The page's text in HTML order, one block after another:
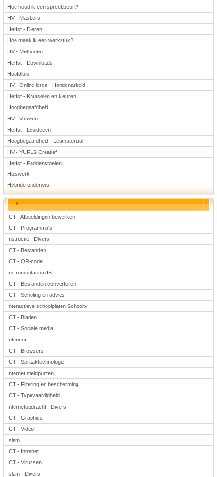
Hoe houd ik een spreekbeurt?
HV - Maskers
Herfst - Dieren
Hoe maak ik een werkstuk?
HV - Methoden
Herfst - Downloads
Hoofdluis
HV - Online leren - Handenarbeid
Herfst - Knutselen en kleuren
Hoogbegaafdheid
HV - Vouwen
Herfst - Lesideeën
Hoogbegaafdheid - Lesmateriaal
HV - YURLS Creatief
Herfst - Paddenstoelen
Huiswerk
Hybride onderwijs
I
ICT - Afbeeldingen bewerken
ICT - Programma's
Instructie - Divers
ICT - Bestanden
ICT - QR-code
Instrumentarium IB
ICT - Bestanden converteren
ICT - Scholing en advies
Interactieve schoolplaten Schooltv
ICT - Bladen
ICT - Sociale media
Interieur
ICT - Browsers
ICT - Spraaktechnologie
Internet meldpunten
ICT - Filtering en bescherming
ICT - Typevaardigheid
Internetopdracht - Divers
ICT - Graphics
ICT - Video
Islam
ICT - Intranet
ICT - Virussen
Islam - Divers